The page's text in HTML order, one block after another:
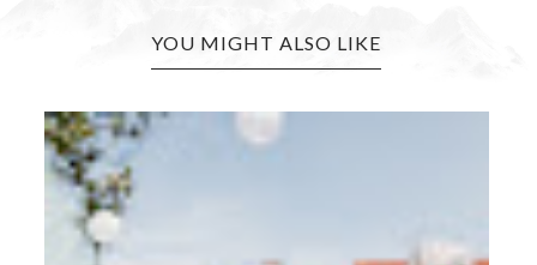
YOU MIGHT ALSO LIKE